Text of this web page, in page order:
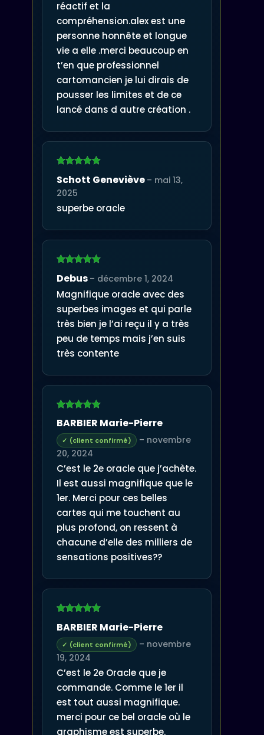
réactif et la
compréhension.alex est une
personne honnête et longue
vie a elle .merci beaucoup en
t’en que professionnel
cartomancien je lui dirais de
pousser les limites et de ce
lancé dans d autre création .
5
Schott Geneviève – mai 13,
2025
superbe oracle
5
Debus – décembre 1, 2024
Magnifique oracle avec des
superbes images et qui parle
très bien je l’ai reçu il y a très
peu de temps mais j’en suis
très contente
5
BARBIER Marie-Pierre
(client confirmé) – novembre
20, 2024
C’est le 2e oracle que j’achète.
Il est aussi magnifique que le
1er. Merci pour ces belles
cartes qui me touchent au
plus profond, on ressent à
chacune d’elle des milliers de
sensations positives??
5
BARBIER Marie-Pierre
(client confirmé) – novembre
19, 2024
C’est le 2e Oracle que je
commande. Comme le 1er il
est tout aussi magnifique.
merci pour ce bel oracle où le
graphisme est superbe.